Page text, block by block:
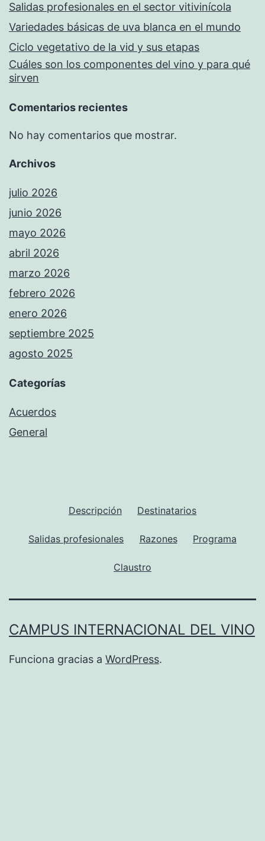
Salidas profesionales en el sector vitivinícola
Variedades básicas de uva blanca en el mundo
Ciclo vegetativo de la vid y sus etapas
Cuáles son los componentes del vino y para qué
sirven
Comentarios recientes
No hay comentarios que mostrar.
Archivos
julio 2026
junio 2026
mayo 2026
abril 2026
marzo 2026
febrero 2026
enero 2026
septiembre 2025
agosto 2025
Categorías
Acuerdos
General
Descripción Destinatarios
Salidas profesionales Razones Programa
Claustro
CAMPUS INTERNACIONAL DEL VINO
Funciona gracias a WordPress.